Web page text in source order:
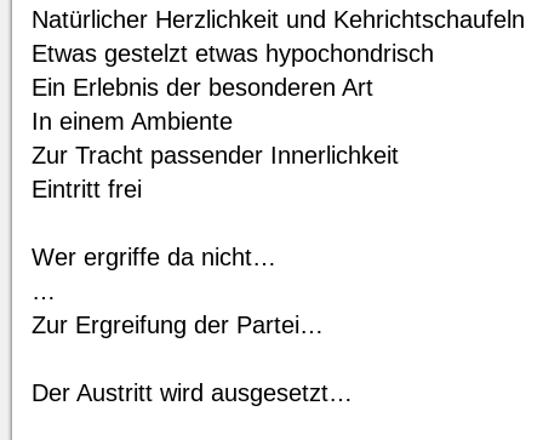
Natürlicher Herzlichkeit und Kehrichtschaufeln
Etwas gestelzt etwas hypochondrisch
Ein Erlebnis der besonderen Art
In einem Ambiente
Zur Tracht passender Innerlichkeit
Eintritt frei
Wer ergriffe da nicht…
…
Zur Ergreifung der Partei…
Der Austritt wird ausgesetzt…